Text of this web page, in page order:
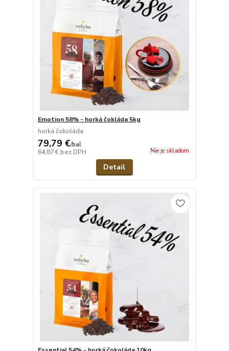
Emotion 58% - horká čokláda 5kg
horká čokoláda
79,79 €/bal
64,87 € bez DPH Nie je skladom
Detail